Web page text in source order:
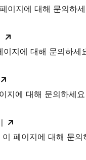
이지에 대해 문의하
이지에 대해 문의하세
지에 대해 문의하세요
페이지에 대해 문의